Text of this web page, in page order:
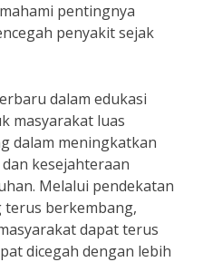
pentingnya
penyakit sejak
dalam edukasi
masyarakat luas
dalam meningkatkan
kesejahteraan
Melalui pendekatan
berkembang,
dapat terus
dicegah dengan lebih